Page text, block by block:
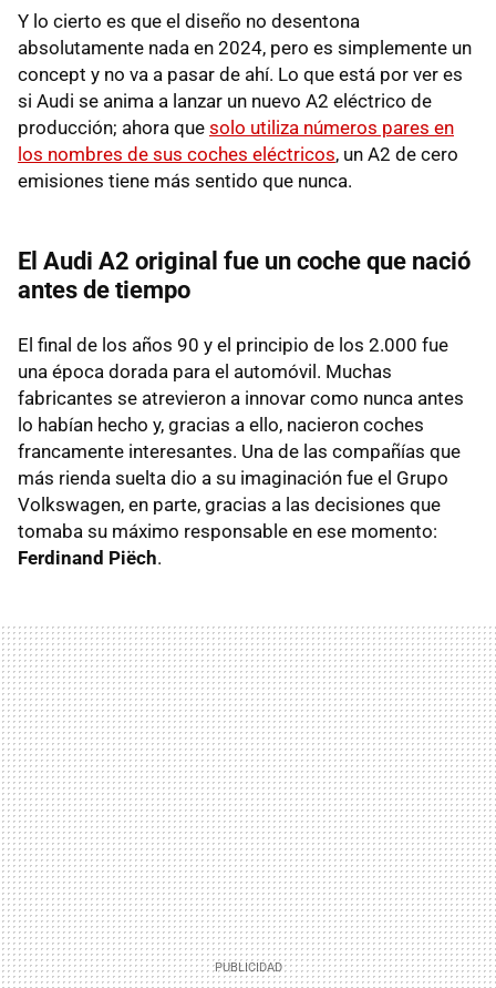
Y lo cierto es que el diseño no desentona
absolutamente nada en 2024, pero es simplemente un
concept y no va a pasar de ahí. Lo que está por ver es
si Audi se anima a lanzar un nuevo A2 eléctrico de
producción; ahora que solo utiliza números pares en
los nombres de sus coches eléctricos, un A2 de cero
emisiones tiene más sentido que nunca.
El Audi A2 original fue un coche que nació
antes de tiempo
El final de los años 90 y el principio de los 2.000 fue
una época dorada para el automóvil. Muchas
fabricantes se atrevieron a innovar como nunca antes
lo habían hecho y, gracias a ello, nacieron coches
francamente interesantes. Una de las compañías que
más rienda suelta dio a su imaginación fue el Grupo
Volkswagen, en parte, gracias a las decisiones que
tomaba su máximo responsable en ese momento:
Ferdinand Piëch.